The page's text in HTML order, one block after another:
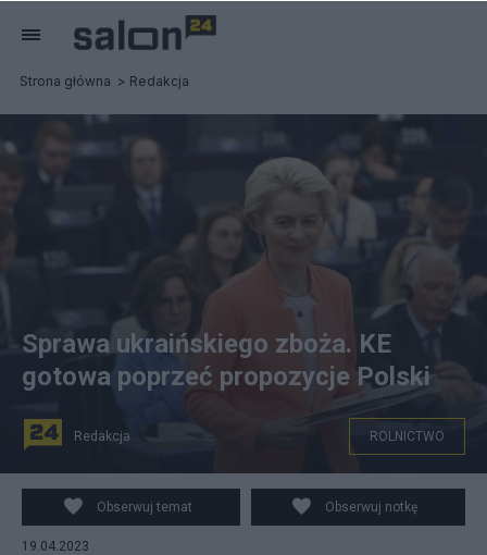
Strona główna Redakcja
Von der Leyen odpowiedziała w środę na list pięciu
przywódców państw UE w sprawie ukraińskiego zboża,
fot. PAP/EPA/JULIEN WARNAND
Sprawa ukraińskiego zboża. KE
gotowa poprzeć propozycje Polski
Redakcja ROLNICTWO
Obserwuj temat Obserwuj notkę
19.04.2023